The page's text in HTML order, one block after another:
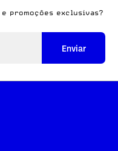
promoções exclusivas?
Enviar